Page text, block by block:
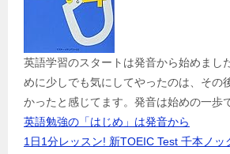
英語学習のスタートは発音から始めまし
めに少しでも気にしてやったのは、その
かったと感じてます。発音は始めの一歩
英語勉強の「はじめ」は発音から
1日1分レッスン! 新TOEIC Test 千本ノ